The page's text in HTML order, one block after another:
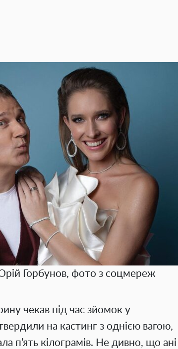
Горбунов, фото з соцмереж
чекав під час зйомок у
на кастинг з однією вагою,
п’ять кілограмів. Не дивно, що ані